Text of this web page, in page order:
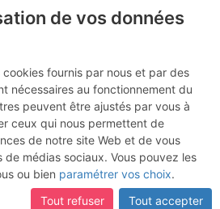
Couloir...
14:29
Alpes
individuel (CC by-nc-nd)
de vos données
fournis par nous et par des
nécessaires au fonctionnement du
peuvent être ajustés par vous à
ceux qui nous permettent de
de notre site Web et de vous
médias sociaux. Vous pouvez les
ou bien paramétrer vos choix.
Tout refuser
Tout accepter